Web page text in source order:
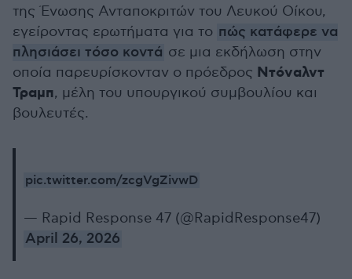
της Ένωσης Ανταποκριτών του Λευκού Οίκου,
εγείροντας ερωτήματα για το πώς κατάφερε να
πλησιάσει τόσο κοντά σε μια εκδήλωση στην
οποία παρευρίσκονταν ο πρόεδρος Ντόναλντ
Τραμπ, μέλη του υπουργικού συμβουλίου και
βουλευτές.
pic.twitter.com/zcgVgZivwD
— Rapid Response 47 (@RapidResponse47)
April 26, 2026